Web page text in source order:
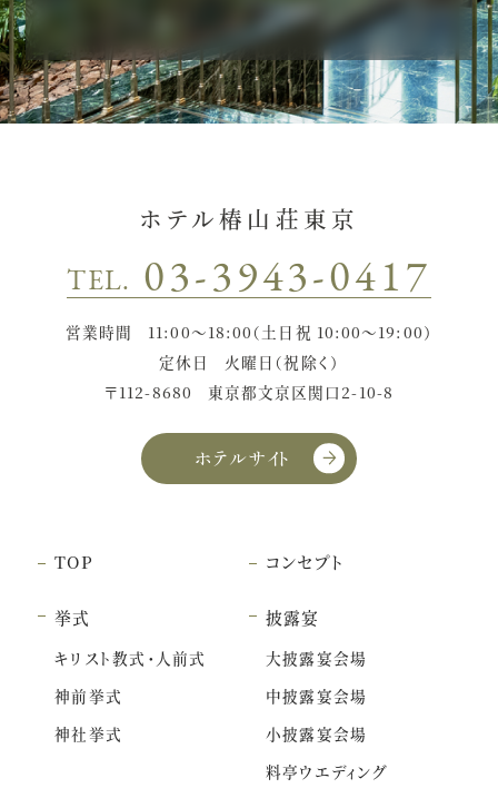
ホテル椿山荘東京
TEL. 03-3943-0417
営業時間
11:00〜18:00（土日祝 10:00〜19:00）
定休日
火曜日（祝除く）
〒112-8680
東京都文京区関口2-10-8
ホテルサイト
TOP コンセプト
挙式
キリスト教式・人前式
神前挙式
神社挙式
披露宴
大披露宴会場
中披露宴会場
小披露宴会場
料亭ウエディング